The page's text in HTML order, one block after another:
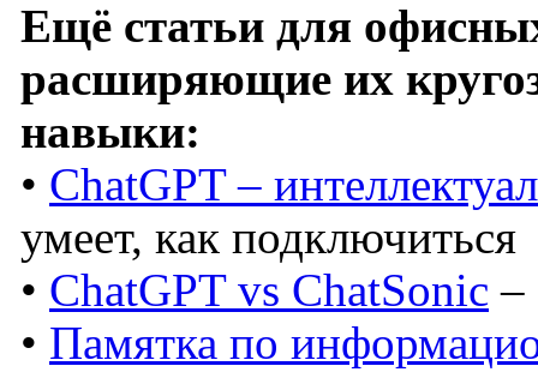
Ещё статьи для
расширяющие их
навыки:
• ChatGPT –
умеет, как подключиться
• ChatGPT vs ChatSonic –
• Памятка по